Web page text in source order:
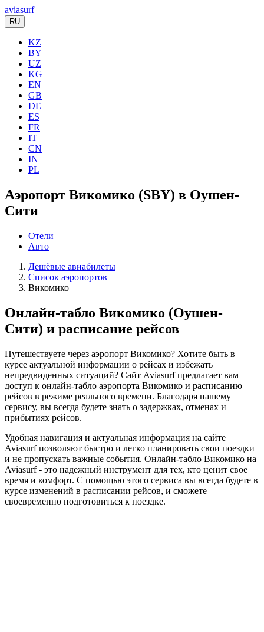
aviasurf
RU
KZ
BY
UZ
KG
EN
GB
DE
ES
FR
IT
CN
IN
PL
Аэропорт Викомико (SBY) в Оушен-
Сити
Отели
Авто
Дешёвые авиабилеты
Список аэропортов
Викомико
Онлайн-табло Викомико (Оушен-
Сити) и расписание рейсов
Путешествуете через аэропорт Викомико? Хотите быть в
курсе актуальной информации о рейсах и избежать
непредвиденных ситуаций? Сайт Aviasurf предлагает вам
доступ к онлайн-табло аэропорта Викомико и расписанию
рейсов в режиме реального времени. Благодаря нашему
сервису, вы всегда будете знать о задержках, отменах и
прибытиях рейсов.
Удобная навигация и актуальная информация на сайте
Aviasurf позволяют быстро и легко планировать свои поездки
и не пропускать важные события. Онлайн-табло Викомико на
Aviasurf - это надежный инструмент для тех, кто ценит свое
время и комфорт. С помощью этого сервиса вы всегда будете в
курсе изменений в расписании рейсов, и сможете
своевременно подготовиться к поездке.